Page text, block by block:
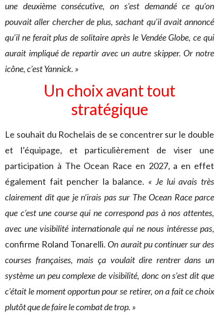
une deuxième consécutive, on s’est demandé ce qu’on
pouvait aller chercher de plus, sachant qu’il avait annoncé
qu’il ne ferait plus de solitaire après le Vendée Globe, ce qui
aurait impliqué de repartir avec un autre skipper. Or notre
icône, c’est Yannick. »
Un choix avant tout
stratégique
Le souhait du Rochelais de se concentrer sur le double
et l’équipage, et particulièrement de viser une
participation à The Ocean Race en 2027, a en effet
également fait pencher la balance. « Je lui avais très
clairement dit que je n’irais pas sur The Ocean Race parce
que c’est une course qui ne correspond pas à nos attentes,
avec une visibilité internationale qui ne nous intéresse pas,
confirme Roland Tonarelli. On aurait pu continuer sur des
courses françaises, mais ça voulait dire rentrer dans un
système un peu complexe de visibilité, donc on s’est dit que
c’était le moment opportun pour se retirer, on a fait ce choix
plutôt que de faire le combat de trop. »